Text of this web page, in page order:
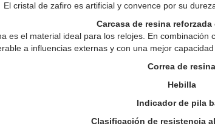
El cristal de zafiro es artificial y convence por su
Carcasa de resina
es el material ideal para los relojes. En
a influencias externas y con una mejor
Correa de resina
Hebilla
Indicador de pila
Clasificación de resistencia